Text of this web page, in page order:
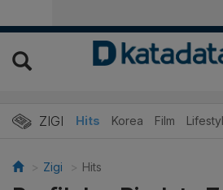
ZIGI Hits Korea Film
Zigi Hits